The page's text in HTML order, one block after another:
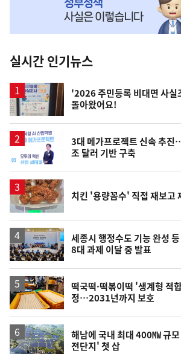
뉴
스
실시간 인기뉴스
'2026 주민등록 비대면 사실
돌아왔어요!
3대 메가프로젝트 신속 추진
조 달러 기반 구축
치킨 '용량꼼수' 직접 재보고
세종시 행정수도 기능 완성
8대 과제 이달 중 발표
떡국떡·떡볶이떡 '생계형 적
정…2031년까지 보호
해남에 국내 최대 400㎿ 규
전단지' 첫 삽